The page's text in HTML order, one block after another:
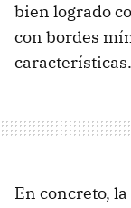
bien logrado
con bordes
características.
En concreto,